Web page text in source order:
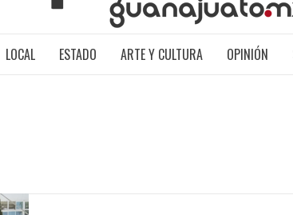
LOCAL ESTADO ARTE Y CULTURA OPINIÓN